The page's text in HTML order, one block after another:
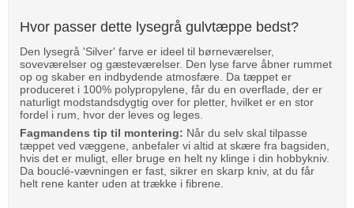
Hvor passer dette lysegrå gulvtæppe bedst?
Den lysegrå 'Silver' farve er ideel til børneværelser,
soveværelser og gæsteværelser. Den lyse farve åbner rummet
op og skaber en indbydende atmosfære. Da tæppet er
produceret i 100% polypropylene, får du en overflade, der er
naturligt modstandsdygtig over for pletter, hvilket er en stor
fordel i rum, hvor der leves og leges.
Fagmandens tip til montering: Når du selv skal tilpasse
tæppet ved væggene, anbefaler vi altid at skære fra bagsiden,
hvis det er muligt, eller bruge en helt ny klinge i din hobbykniv.
Da bouclé-vævningen er fast, sikrer en skarp kniv, at du får
helt rene kanter uden at trække i fibrene.